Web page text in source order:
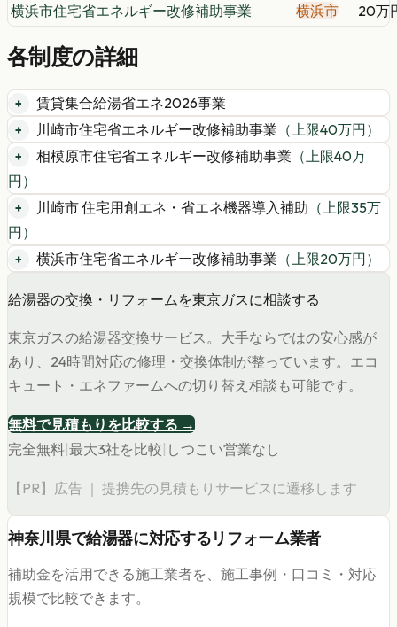
横浜市住宅省エネルギー改修補助事業
横浜市 20万
各制度の詳細
賃貸集合給湯省エネ2026事業
川崎市住宅省エネルギー改修補助事業 （上限40万円）
相模原市住宅省エネルギー改修補助事業 （上限40万
円）
川崎市 住宅用創エネ・省エネ機器導入補助 （上限35万
円）
横浜市住宅省エネルギー改修補助事業 （上限20万円）
給湯器の交換・リフォームを東京ガスに相談する
東京ガスの給湯器交換サービス。大手ならではの安心感が
あり、24時間対応の修理・交換体制が整っています。エコ
キュート・エネファームへの切り替え相談も可能です。
無料で見積もりを比較する →
完全無料 最大3社を比較 しつこい営業なし
【PR】広告 ｜ 提携先の見積もりサービスに遷移します
神奈川県で給湯器に対応するリフォーム業者
補助金を活用できる施工業者を、施工事例・口コミ・対応
規模で比較できます。